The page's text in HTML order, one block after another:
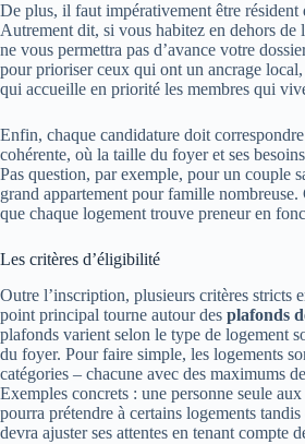
De plus, il faut impérativement être résident
Autrement dit, si vous habitez en dehors de
ne vous permettra pas d’avance votre
pour prioriser ceux qui ont un ancrage
qui accueille en priorité les membres qui
Enfin, chaque candidature doit
cohérente, où la taille du foyer et ses
Pas question, par exemple, pour un couple
grand appartement pour famille
que chaque logement trouve preneur en
Les critères d’éligibilité
Outre l’inscription, plusieurs critères stricts
point principal tourne autour des plafonds
plafonds varient selon le type de logement
du foyer. Pour faire simple, les logements
catégories – chacune avec des maximums
Exemples concrets : une personne seule aux
pourra prétendre à certains logements
devra ajuster ses attentes en tenant compte